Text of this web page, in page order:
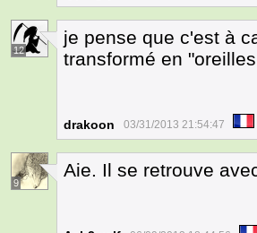
12
je pense que c'est à
transformé en
drakoon 03/31/2013 21:54:47
9
Aie. Il se retrouve